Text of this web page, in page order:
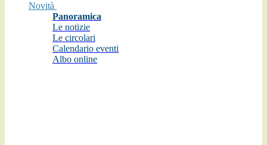
Novità
Panoramica
Le notizie
Le circolari
Calendario eventi
Albo online